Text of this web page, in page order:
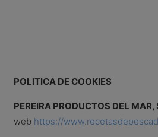
POLITICA DE COOKIES
PEREIRA PRODUCTOS DEL MAR,
web https://